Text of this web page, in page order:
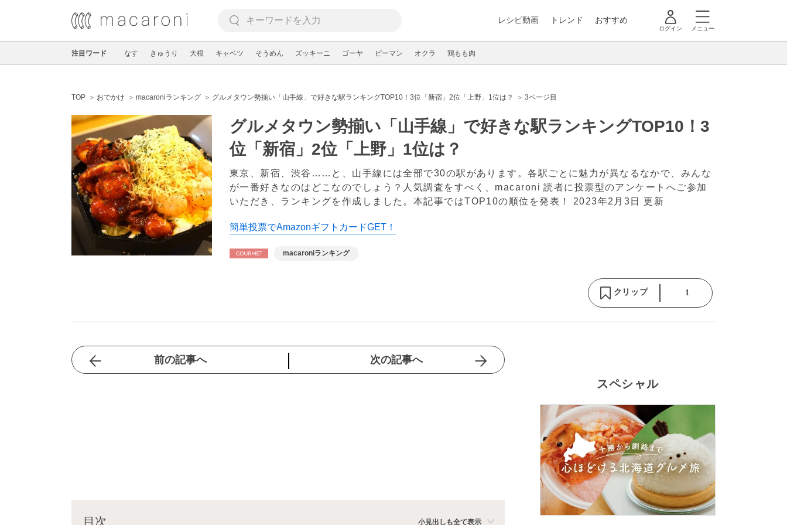
レシピ動画 トレンド おすすめ
ログイン メニュー
注目ワード なす きゅうり 大根 キャベツ そうめん ズッキーニ ゴーヤ ピーマン オクラ 鶏もも肉
TOP おでかけ macaroniランキング グルメタウン勢揃い「山手線」で好きな駅ランキングTOP10！3位「新宿」2位「上野」1位は？ 3ページ目
グルメタウン勢揃い「山手線」で好きな駅ランキングTOP10！3
位「新宿」2位「上野」1位は？
東京、新宿、渋谷……と、山手線には全部で30の駅があります。各駅ごとに魅力が異なるなかで、みんな
が一番好きなのはどこなのでしょう？人気調査をすべく、macaroni 読者に投票型のアンケートへご参加
いただき、ランキングを作成しました。本記事ではTOP10の順位を発表！ 2023年2月3日 更新
簡単投票でAmazonギフトカードGET！
macaroniランキング
クリップ 1
前の記事へ 次の記事へ
目次 小見出しも全て表示
スペシャル